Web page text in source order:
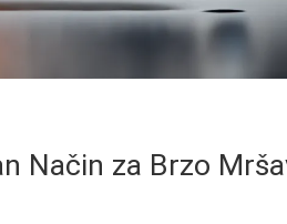
Način za Brzo